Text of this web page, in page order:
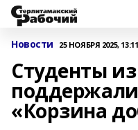
Новости 25 НОЯБРЯ 2025, 13:11
Студенты
«Корзина